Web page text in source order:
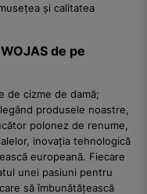
și calitatea
de pe
de cizme de damă;
produsele noastre,
polonez de renume,
inovația tehnologică
europeană. Fiecare
unei pasiuni pentru
să îmbunătățească